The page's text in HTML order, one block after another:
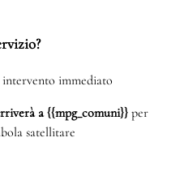
immediato
a {{mpg_comuni}} per
satellitare